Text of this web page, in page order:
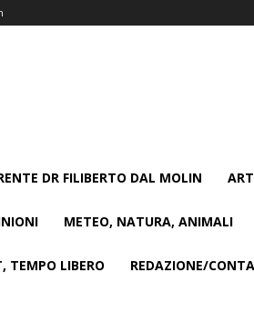
DR FILIBERTO DAL MOLIN
METEO, NATURA, ANIMALI
TEMPO LIBERO REDAZIONE/